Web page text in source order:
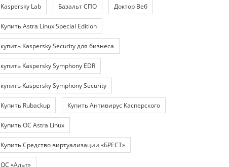
Kaspersky Lab Базальт СПО Доктор Веб
Купить Astra Linux Special Edition
купить Kaspersky Security для бизнеса
купить Kaspersky Symphony EDR
купить Kaspersky Symphony Security
Купить Rubackup Купить Антивирус Касперского
Купить ОС Astra Linux
Купить Средство виртуализации «БРЕСТ»
ОС «Альт»